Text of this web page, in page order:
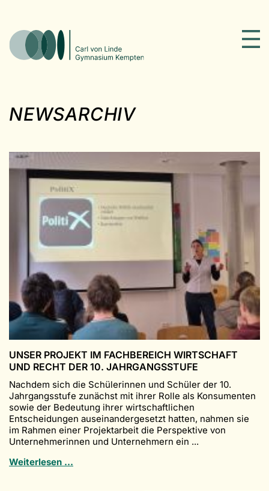
NEWSARCHIV
UNSER PROJEKT IM FACHBEREICH WIRTSCHAFT
UND RECHT DER 10. JAHRGANGSSTUFE
Nachdem sich die Schülerinnen und Schüler der 10.
Jahrgangsstufe zunächst mit ihrer Rolle als Konsumenten
sowie der Bedeutung ihrer wirtschaftlichen
Entscheidungen auseinandergesetzt hatten, nahmen sie
im Rahmen einer Projektarbeit die Perspektive von
Unternehmerinnen und Unternehmern ein ...
Weiterlesen …